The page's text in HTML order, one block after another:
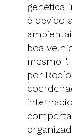
genética
é devido
boa
mesmo
por